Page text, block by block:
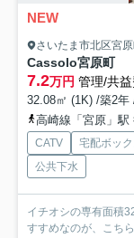
NEW
さいたま市北区宮
Cassolo宮原町
7.2万円 管理/共
32.08㎡ (1K) /築2年
高崎線「宮原」駅
CATV 宅配ボッ
公共下水
イチオシの専有面積
すすめなのが、こち